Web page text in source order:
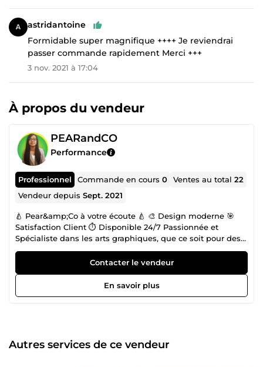
astridantoine
Formidable super magnifique ++++ Je reviendrai
passer commande rapidement Merci +++
3 nov. 2021 à 17:04
À propos du vendeur
PEARandCO
Performance
Professionnel Commande en cours0 Ventes au total22
Vendeur depuisSept. 2021
🍐 Pear&amp;Co à votre écoute 🍐 🎨 Design moderne 🎯
Satisfaction Client ⏱ Disponible 24/7 Passionnée et
Spécialiste dans les arts graphiques, que ce soit pour des
supports Print ou Web. Je mets à votre disposition mon
Savoir ainsi que mon Savoir-Faire pour vous aider à
promouvoir votre Marque à travers des Visuels mais aussi
dans la création de support tel que votre Site Internet. Mon
objectif étant de vous proposer une communication Claire
visite N’hésitez pas à me contacter pour vos futurs Projets !
Contacter le vendeur
En savoir plus
Autres services de ce vendeur